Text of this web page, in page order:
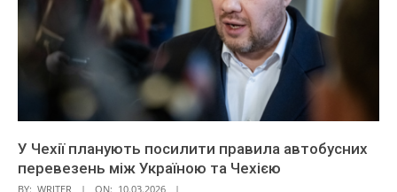
У Чехії планують посилити правила автобусних
перевезень між Україною та Чехією
BY: WRITER ON: 10.03.2026